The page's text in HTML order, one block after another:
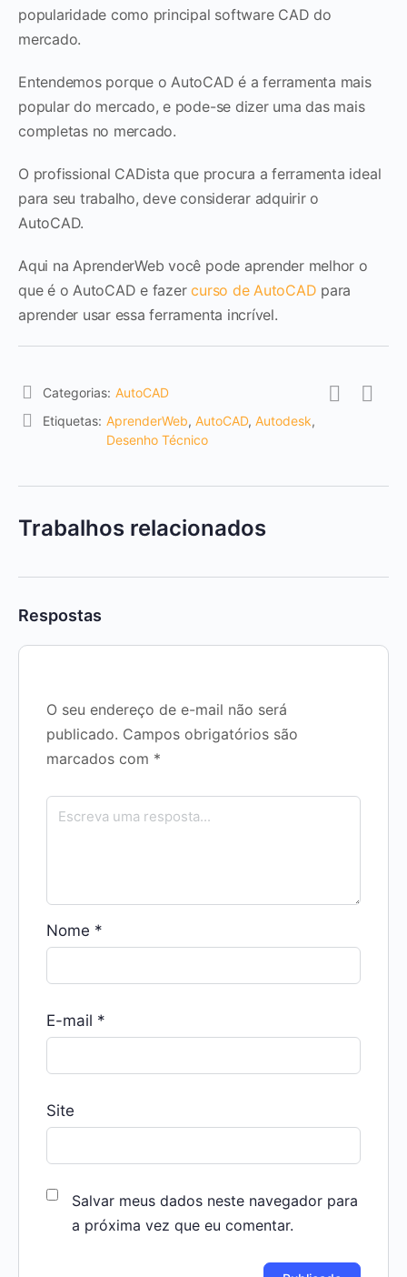
popularidade como principal software CAD do
mercado.
Entendemos porque o AutoCAD é a ferramenta mais
popular do mercado, e pode-se dizer uma das mais
completas no mercado.
O profissional CADista que procura a ferramenta ideal
para seu trabalho, deve considerar adquirir o
AutoCAD.
Aqui na AprenderWeb você pode aprender melhor o
que é o AutoCAD e fazercurso de AutoCAD para
aprender usar essa ferramenta incrível.
Categorias: AutoCAD
Etiquetas: AprenderWeb, AutoCAD, Autodesk,
Desenho Técnico
Trabalhos relacionados
Respostas
O seu endereço de e-mail não será
publicado. Campos obrigatórios são
marcados com *
Nome *
E-mail *
Site
Salvar meus dados neste navegador para
a próxima vez que eu comentar.